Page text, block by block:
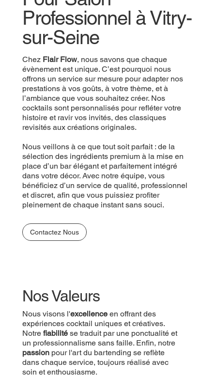
Professionnel à Vitry-
sur-Seine
Chez Flair Flow, nous savons que chaque
évènement est unique. C’est pourquoi nous
offrons un service sur mesure pour adapter nos
prestations à vos goûts, à votre thème, et à
l’ambiance que vous souhaitez créer. Nos
cocktails sont personnalisés pour refléter votre
histoire et ravir vos invités, des classiques
revisités aux créations originales.
Nous veillons à ce que tout soit parfait : de la
sélection des ingrédients premium à la mise en
place d’un bar élégant et parfaitement intégré
dans votre décor. Avec notre équipe, vous
bénéficiez d’un service de qualité, professionnel
et discret, afin que vous puissiez profiter
pleinement de chaque instant sans souci.
Contactez Nous
Nos Valeurs
Nous visons l'excellenceen offrant des
expériences cocktail uniques et créatives.
Notre fiabilité se traduit par une ponctualité et
un professionnalisme sans faille. Enfin, notre
passionpour l'art du bartending se reflète
dans chaque service, toujours réalisé avec
soin et enthousiasme.